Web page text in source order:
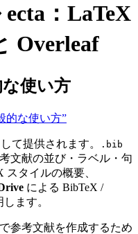
：LaTeX
Overleaf
使い方
的な使い方”
て提供されます。 .bib
文献の並び・ラベル・句
タイルの概要、
による BibTeX /
ます。
参考文献を作成するため